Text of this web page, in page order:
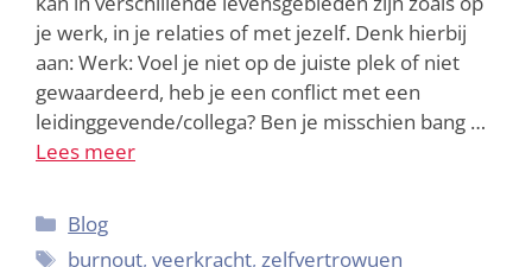
je werk, in je relaties of met jezelf. Denk hierbij
aan: Werk: Voel je niet op de juiste plek of niet
gewaardeerd, heb je een conflict met een
leidinggevende/collega? Ben je misschien bang …
Lees meer
Blog
burnout,veerkracht, zelfvertrowuen